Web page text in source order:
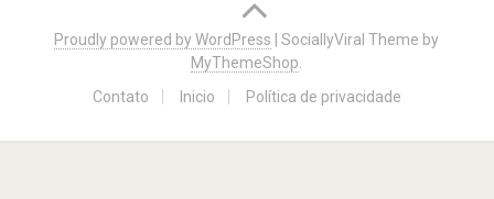
navigation
Proudly powered by WordPress |SociallyViral Theme by
MyThemeShop
Contato
Inicio Política de privacidade